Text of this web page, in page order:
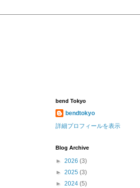
bend Tokyo
bendtokyo
詳細プロフィールを表示
Blog Archive
► 2026 (3)
► 2025 (3)
► 2024 (5)